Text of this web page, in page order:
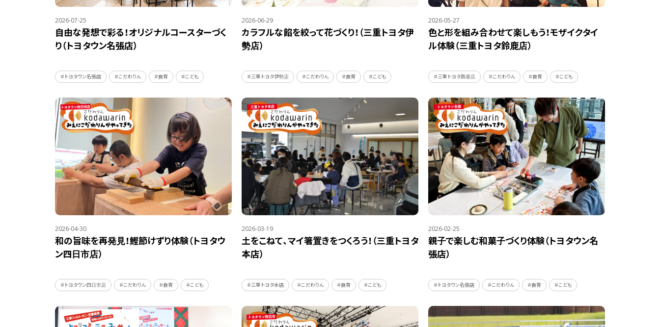
2026-07-25
自由な発想で彩る！オリジナルコースターづく
り（トヨタウン名張店）
＃トヨタウン名張店 ＃こだわりん ＃食育 ＃こども
2026-06-29
カラフルな餡を絞って花づくり！（三重トヨタ伊
勢店）
＃三重トヨタ伊勢店 ＃こだわりん ＃食育 ＃こども
2026-05-27
色と形を組み合わせて楽しもう！モザイクタイ
ル体験（三重トヨタ鈴鹿店）
＃三重トヨタ鈴鹿店 ＃こだわりん ＃食育 ＃こども
2026-04-30
和の旨味を再発見！鰹節けずり体験（トヨタウ
ン四日市店）
＃トヨタウン四日市店 ＃こだわりん ＃食育 ＃こども
2026-03-19
土をこねて、マイ箸置きをつくろう！（三重トヨタ
本店）
＃三重トヨタ本店 ＃こだわりん ＃食育 ＃こども
2026-02-25
親子で楽しむ和菓子づくり体験（トヨタウン名
張店）
＃トヨタウン名張店 ＃こだわりん ＃食育 ＃こども